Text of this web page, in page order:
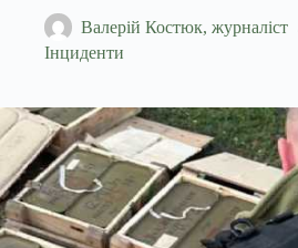
Валерій Костюк, журналіст
Інциденти